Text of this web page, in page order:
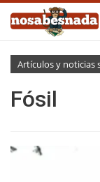
Artículos y noticias
Fósil